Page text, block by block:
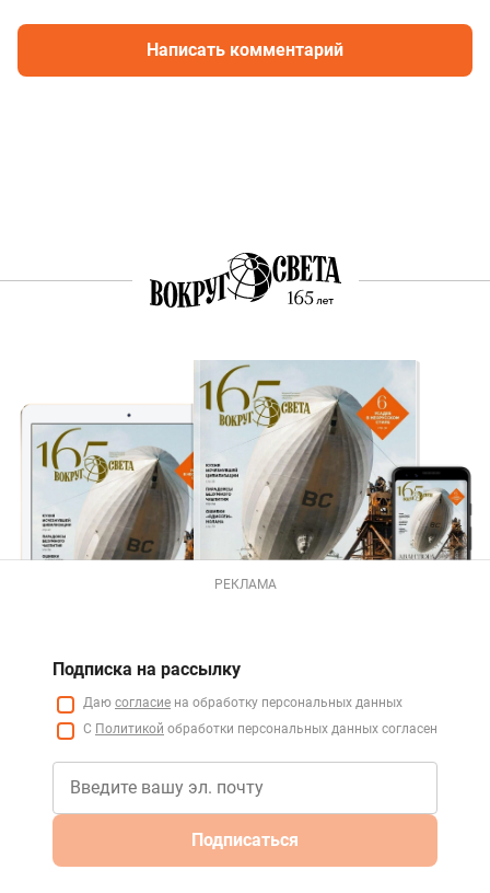
Написать комментарий
РЕКЛАМА
Подписка на рассылку
Даю согласие на обработку персональных данных
С Политикой обработки персональных данных согласен
Подписаться